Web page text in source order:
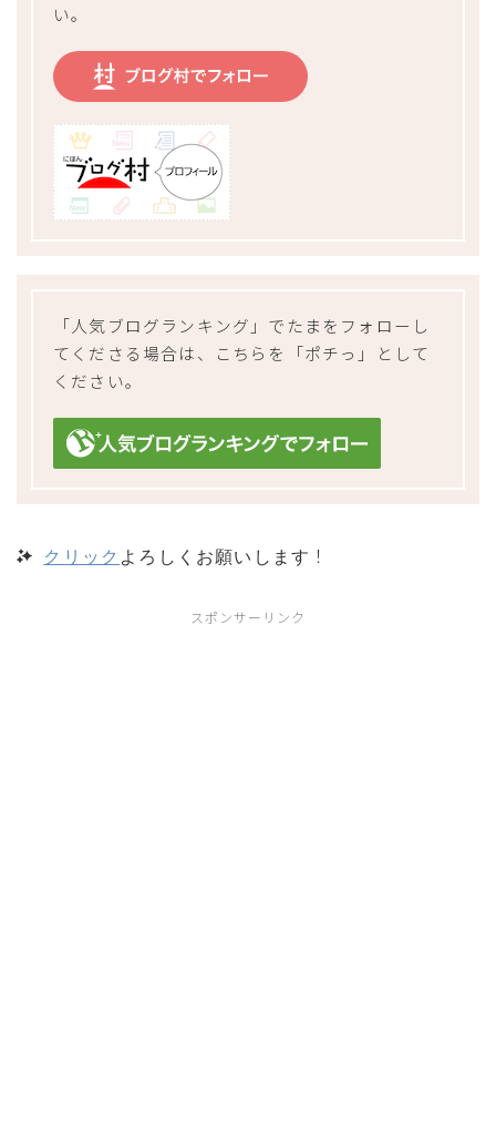
い。
「人気ブログランキング」でたまをフォローし
てくださる場合は、こちらを「ポチっ」として
ください。
クリック よろしくお願いします ！
スポンサーリンク